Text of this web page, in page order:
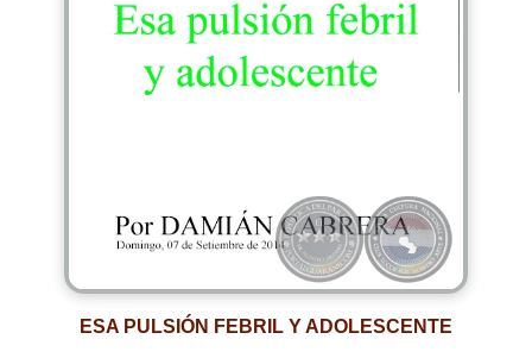
ESA PULSIÓN FEBRIL Y ADOLESCENTE